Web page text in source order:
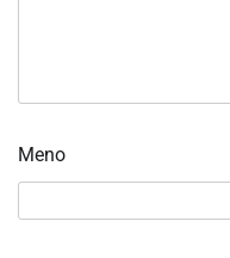
Meno